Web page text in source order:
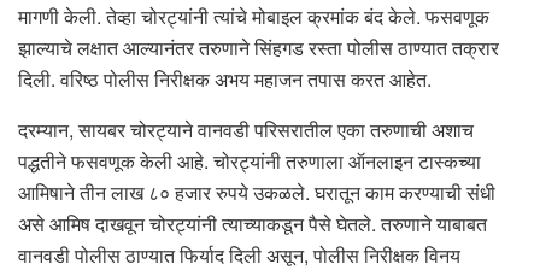
मागणी केली. तेव्हा चोरट्यांनी त्यांचे मोबाइल क्रमांक बंद केले. फसवणूक
झाल्याचे लक्षात आल्यानंतर तरुणाने सिंहगड रस्ता पोलीस ठाण्यात तक्रार
दिली. वरिष्ठ पोलीस निरीक्षक अभय महाजन तपास करत आहेत.
दरम्यान, सायबर चोरट्याने वानवडी परिसरातील एका तरुणाची अशाच
पद्धतीने फसवणूक केली आहे. चोरट्यांनी तरुणाला ऑनलाइन टास्कच्या
आमिषाने तीन लाख ८० हजार रुपये उकळले. घरातून काम करण्याची संधी
असे आमिष दाखवून चोरट्यांनी त्याच्याकडून पैसे घेतले. तरुणाने याबाबत
वानवडी पोलीस ठाण्यात फिर्याद दिली असून, पोलीस निरीक्षक विनय